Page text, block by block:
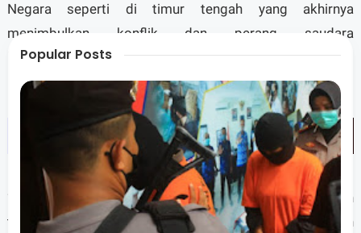
Negara seperti di timur tengah yang akhirnya
menimbulkan konflik dan perang saudara
berkepanjangan.
“ Ingat sekali lagi saya pernah tinggal di mesir tujuh
tahun lamanya, saya punya banyak informasi dan
Popular Posts